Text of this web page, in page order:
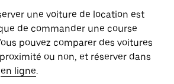
une voiture de location est
de commander une course
pouvez comparer des voitures
ou non, et réserver dans
en ligne.